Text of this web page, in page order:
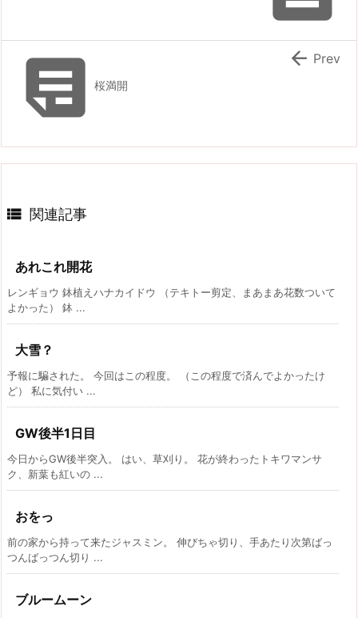
桜満開
 Prev
 関連記事
あれこれ開花
レンギョウ 鉢植えハナカイドウ （テキトー剪定、まあまあ花数ついて
よかった） 鉢 ...
大雪？
予報に騙された。 今回はこの程度。 （この程度で済んでよかったけ
ど） 私に気付い ...
GW後半1日目
今日からGW後半突入。 はい、草刈り。 花が終わったトキワマンサ
ク、新葉も紅いの ...
おをっ
前の家から持って来たジャスミン。 伸びちゃ切り、手あたり次第ばっ
つんばっつん切り ...
ブルームーン